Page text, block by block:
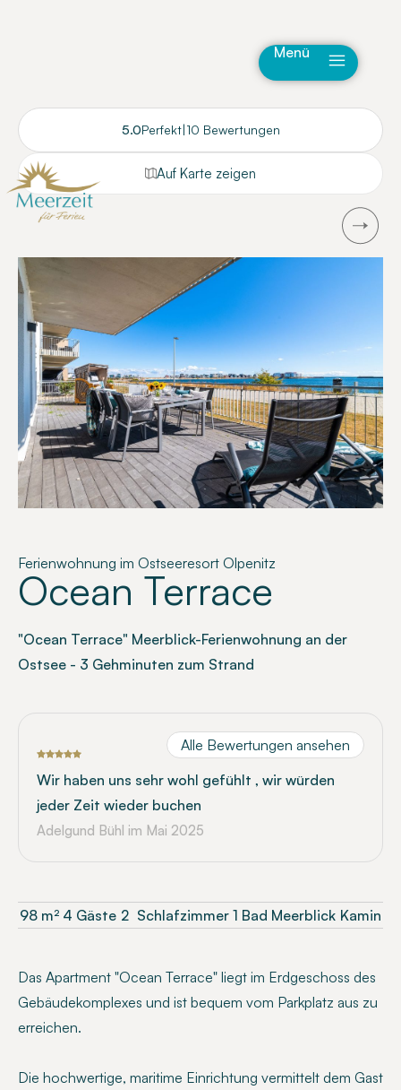
Menü
5.0Perfekt|10 Bewertungen
Auf Karte zeigen
Ferienwohnung im Ostseeresort Olpenitz
Ocean Terrace
"Ocean Terrace" Meerblick-Ferienwohnung an der
Ostsee - 3 Gehminuten zum Strand
Alle Bewertungen ansehen
Wir haben uns sehr wohl gefühlt , wir würden
jeder Zeit wieder buchen
Adelgund Bühl im Mai 2025
98 m² 4 Gäste 2 Schlafzimmer 1 Bad Meerblick Kamin
Das Apartment "Ocean Terrace" liegt im Erdgeschoss des
Gebäudekomplexes und ist bequem vom Parkplatz aus zu
erreichen.
Die hochwertige, maritime Einrichtung vermittelt dem Gast